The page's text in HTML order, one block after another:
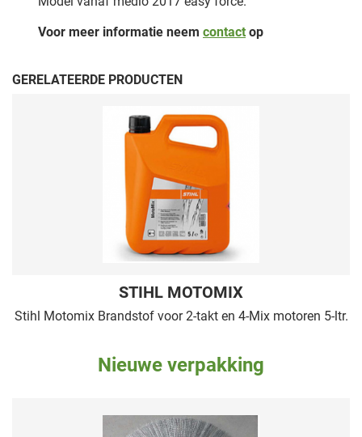
Voor meer informatie neem contactop
GERELATEERDE PRODUCTEN
STIHL MOTOMIX
Stihl Motomix Brandstof voor 2-takt en 4-Mix motoren 5-ltr.
Nieuwe verpakking